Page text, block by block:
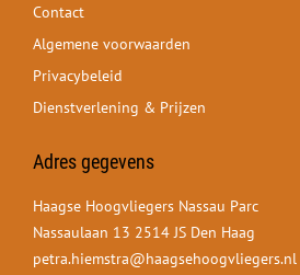
Contact
Algemene voorwaarden
Privacybeleid
Dienstverlening & Prijzen
Adres gegevens
Haagse Hoogvliegers Nassau Parc
Nassaulaan 13 2514 JS Den Haag
petra.hiemstra@haagsehoogvliegers.nl